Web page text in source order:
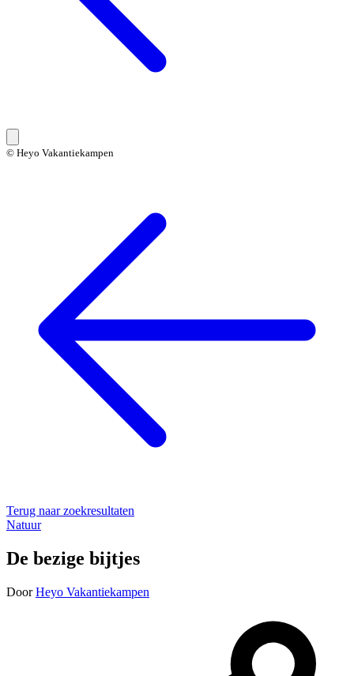
© Heyo Vakantiekampen
Terug naar zoekresultaten
Natuur
De bezige bijtjes
Door Heyo Vakantiekampen